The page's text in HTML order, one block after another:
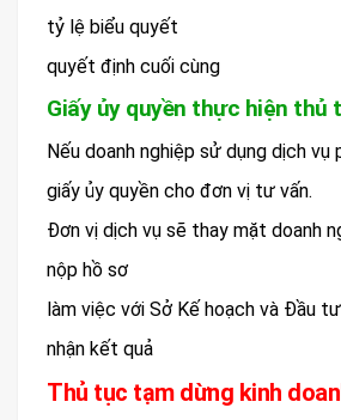
tỷ lệ biểu quyết
quyết định cuối cùng
Giấy ủy quyền thực hiện thủ
Nếu doanh nghiệp sử dụng dịch vụ
giấy ủy quyền cho đơn vị tư vấn.
Đơn vị dịch vụ sẽ thay mặt doanh
nộp hồ sơ
làm việc với Sở Kế hoạch và Đầu tư
nhận kết quả
Thủ tục tạm dừng kinh